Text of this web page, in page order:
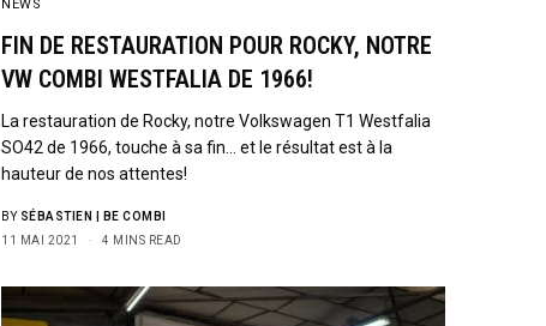
NEWS
FIN DE RESTAURATION POUR ROCKY, NOTRE
VW COMBI WESTFALIA DE 1966!
La restauration de Rocky, notre Volkswagen T1 Westfalia
SO42 de 1966, touche à sa fin… et le résultat est à la
hauteur de nos attentes!
BY SÉBASTIEN | BE COMBI
11 MAI 2021
4 MINS READ